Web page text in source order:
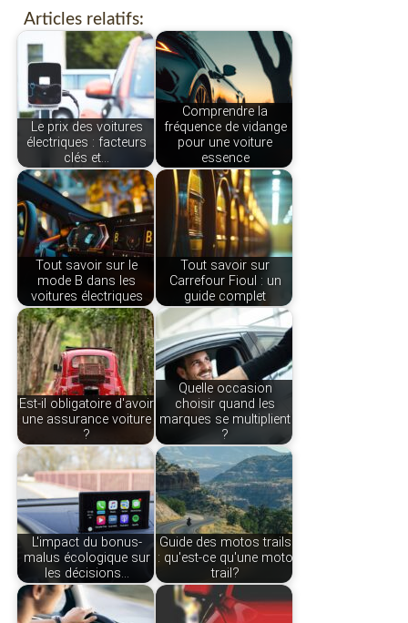
Articles relatifs:
Le prix des voitures
électriques : facteurs
clés et…
Comprendre la
fréquence de vidange
pour une voiture
essence
Tout savoir sur le
mode B dans les
voitures électriques
Tout savoir sur
Carrefour Fioul : un
guide complet
Est-il obligatoire d'avoir
une assurance voiture
?
Quelle occasion
choisir quand les
marques se multiplient
?
L'impact du bonus-
malus écologique sur
les décisions…
Guide des motos trails
: qu'est-ce qu'une moto
trail?